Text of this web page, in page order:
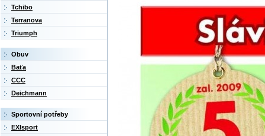
Tchibo
Terranova
Triumph
Obuv
Baťa
CCC
Deichmann
Sportovní potřeby
EXIsport